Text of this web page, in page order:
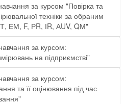
за курсом "Повірка та
техніки за обраним
ЕМ, F, РR, ІR, АUV, QМ"
за курсом:
на підприємстві"
за курсом:
та її оцінювання під час